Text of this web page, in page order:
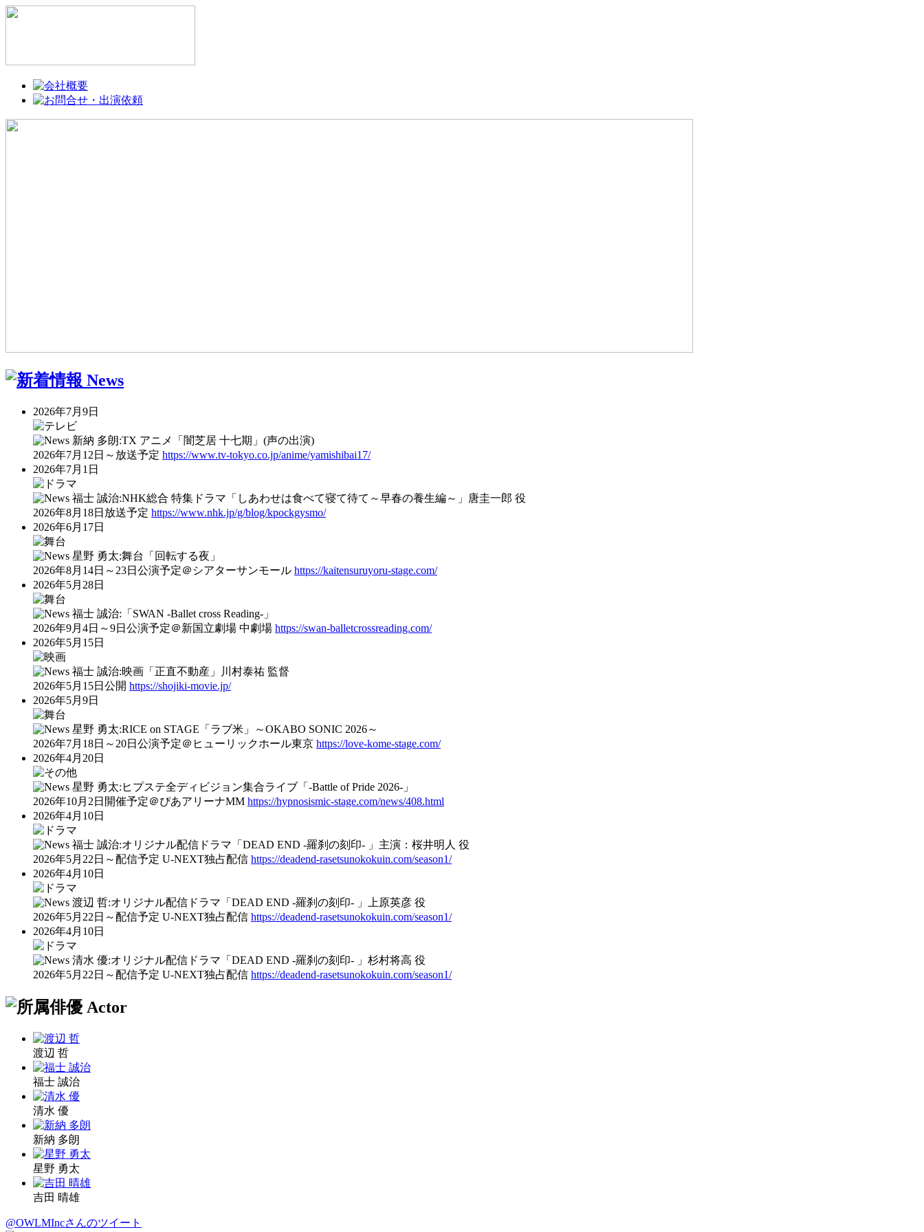
2026年7月9日
新納 多朗:TX アニメ「闇芝居 十七期」(声の出演)
2026年7月12日～放送予定 https://www.tv-tokyo.co.jp/anime/yamishibai17/
2026年7月1日
福士 誠治:NHK総合 特集ドラマ「しあわせは食べて寝て待て～早春の養生編～」唐圭一郎 役
2026年8月18日放送予定 https://www.nhk.jp/g/blog/kpockgysmo/
2026年6月17日
星野 勇太:舞台「回転する夜」
2026年8月14日～23日公演予定＠シアターサンモール https://kaitensuruyoru-stage.com/
2026年5月28日
福士 誠治:「SWAN ‐Ballet cross Reading-」
2026年9月4日～9日公演予定＠新国立劇場 中劇場 https://swan-balletcrossreading.com/
2026年5月15日
福士 誠治:映画「正直不動産」川村泰祐 監督
2026年5月15日公開 https://shojiki-movie.jp/
2026年5月9日
星野 勇太:RICE on STAGE「ラブ米」～OKABO SONIC 2026～
2026年7月18日～20日公演予定＠ヒューリックホール東京 https://love-kome-stage.com/
2026年4月20日
星野 勇太:ヒプステ全ディビジョン集合ライブ「‐Battle of Pride 2026-」
2026年10月2日開催予定＠ぴあアリーナMM https://hypnosismic-stage.com/news/408.html
2026年4月10日
福士 誠治:オリジナル配信ドラマ「DEAD END -羅刹の刻印‐ 」主演：桜井明人 役
2026年5月22日～配信予定 U-NEXT独占配信 https://deadend-rasetsunokokuin.com/season1/
2026年4月10日
渡辺 哲:オリジナル配信ドラマ「DEAD END -羅刹の刻印‐ 」上原英彦 役
2026年5月22日～配信予定 U-NEXT独占配信 https://deadend-rasetsunokokuin.com/season1/
2026年4月10日
清水 優:オリジナル配信ドラマ「DEAD END -羅刹の刻印‐ 」杉村将高 役
2026年5月22日～配信予定 U-NEXT独占配信 https://deadend-rasetsunokokuin.com/season1/
渡辺 哲
福士 誠治
清水 優
新納 多朗
星野 勇太
吉田 晴雄
@OWLMIncさんのツイート